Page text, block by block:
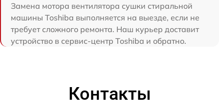
Замена мотора вентилятора сушки стиральной
машины Toshiba выполняется на выезде, если не
требует сложного ремонта. Наш курьер доставит
устройство в сервис-центр Toshiba и обратно.
Контакты